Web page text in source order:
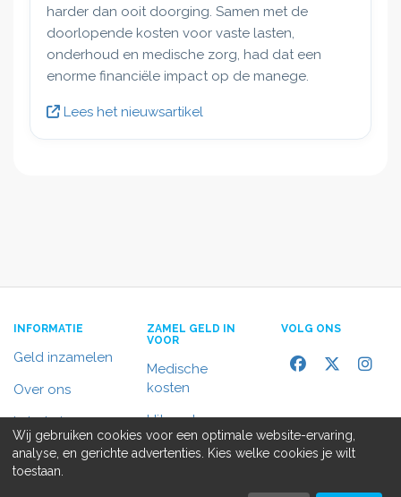
harder dan ooit doorging. Samen met de
doorlopende kosten voor vaste lasten,
onderhoud en medische zorg, had dat een
enorme financiële impact op de manege.
Lees het nieuwsartikel
INFORMATIE
Geld inzamelen
Over ons
In het nieuws
Contact
ZAMEL GELD IN
VOOR
Medische
kosten
Uitvaart
Rolstoelbus
VOLG ONS
Wij gebruiken cookies voor een optimale website-ervaring,
analyse, en gerichte advertenties. Kies welke cookies je wilt
toestaan.